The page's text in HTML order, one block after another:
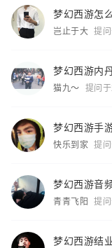
梦幻西游怎
岂止于大 提
梦幻西游内
猫九～ 提问
梦幻西游手
快乐到家 提
梦幻西游音
青青飞阳 提
梦幻西游结